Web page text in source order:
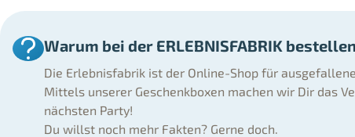
Warum bei der ERLEBNISFABRIK
Die Erlebnisfabrik ist der Online-Shop für
Mittels unserer Geschenkboxen machen wir Dir das
nächsten Party!
Du willst noch mehr Fakten? Gerne doch.